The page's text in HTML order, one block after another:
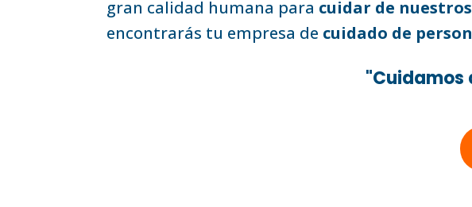
gran calidad humana para cuidar de
encontrarás tu empresa de cuidado de
"Cuidamos